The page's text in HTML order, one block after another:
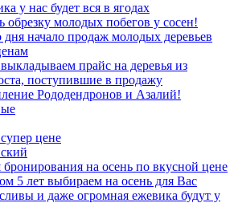
у нас будет вся в ягодах
обрезку молодых побегов у сосен!
начало продаж молодых деревьев
прайс на деревья из
поступившие в продажу
Рододендронов и Азалий!
цене
на осень по вкусной цене
5 лет выбираем на осень для Вас
и даже огромная ежевика будут у